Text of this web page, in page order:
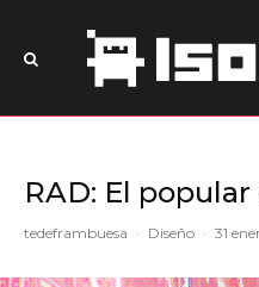
RAD: El
tedeframbuesa · Diseño · 31